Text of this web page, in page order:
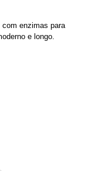
enzimas para
e longo.